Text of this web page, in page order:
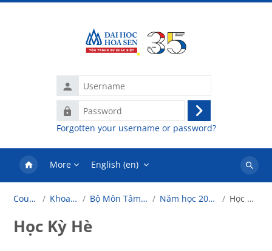
Username
Password
Log
in
Forgotten your username or password?
More English ‎(en)‎
Search
Courses Khoa Luật Bộ Môn Tâm Lý Học Năm học 2024-2025 Học Kỳ Hè
Học Kỳ Hè